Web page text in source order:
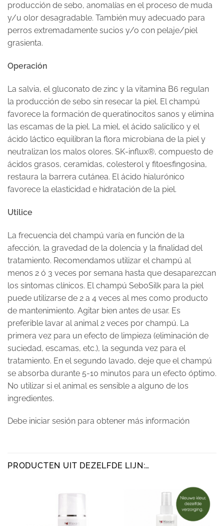
producción de sebo, anomalías en el proceso de muda
y/u olor desagradable. También muy adecuado para
perros extremadamente sucios y/o con pelaje/piel
grasienta.
Operación
La salvia, el gluconato de zinc y la vitamina B6 regulan
la producción de sebo sin resecar la piel. El champú
favorece la formación de queratinocitos sanos y elimina
las escamas de la piel. La miel, el ácido salicílico y el
ácido láctico equilibran la flora microbiana de la piel y
neutralizan los malos olores. SK-influx®, compuesto de
ácidos grasos, ceramidas, colesterol y fitoesfingosina,
restaura la barrera cutánea. El ácido hialurónico
favorece la elasticidad e hidratación de la piel.
Utilice
La frecuencia del champú varía en función de la
afección, la gravedad de la dolencia y la finalidad del
tratamiento. Recomendamos utilizar el champú al
menos 2 ó 3 veces por semana hasta que desaparezcan
los síntomas clínicos. El champú SeboSilk para la piel
puede utilizarse de 2 a 4 veces al mes como producto
de mantenimiento. Agitar bien antes de usar. Es
preferible lavar al animal 2 veces por champú. La
primera vez para un efecto de limpieza (eliminación de
suciedad, escamas, etc.), la segunda vez para el
tratamiento. En el segundo lavado, deje que el champú
se absorba durante 5-10 minutos para un efecto óptimo.
No utilizar si el animal es sensible a alguno de los
ingredientes.
Debe iniciar sesión para obtener más información
PRODUCTEN UIT DEZELFDE LIJN:…